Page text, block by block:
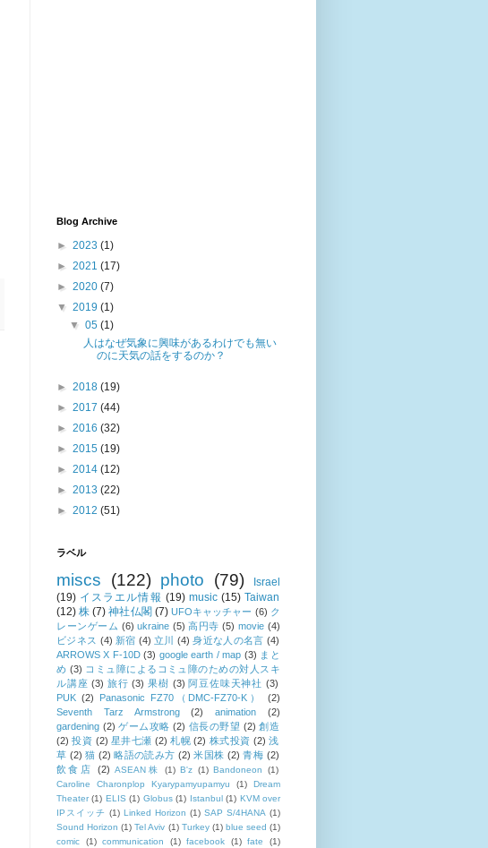
Blog Archive
► 2023 (1)
► 2021 (17)
► 2020 (7)
▼ 2019 (1)
▼05(1)
人はなぜ気象に興味があるわけでも無い
のに天気の話をするのか？
► 2018 (19)
► 2017 (44)
► 2016 (32)
► 2015 (19)
► 2014 (12)
► 2013 (22)
► 2012 (51)
ラベル
miscs (122) photo (79)
Israel
(19) イスラエル情報 (19) music (15) Taiwan
(12) 株 (7) 神社仏閣 (7) UFOキャッチャー (6) ク
レーンゲーム (6) ukraine (5) 高円寺 (5) movie (4)
ビジネス (4) 新宿 (4) 立川 (4) 身近な人の名言 (4)
ARROWS X F-10D (3) google earth / map (3) まと
め (3) コミュ障によるコミュ障のための対人スキ
ル講座 (3) 旅行 (3) 果樹 (3) 阿豆佐味天神社 (3)
PUK (2) Panasonic FZ70（DMC-FZ70-K）
(2)
Seventh Tarz Armstrong
(2) animation
(2)
gardening (2) ゲーム攻略 (2) 信長の野望 (2) 創造
(2) 投資 (2) 星井七瀬 (2) 札幌 (2) 株式投資 (2) 浅
草 (2) 猫 (2) 略語の読み方 (2) 米国株 (2) 青梅 (2)
飲食店
(2) ASEAN株 (1) B'z (1) Bandoneon
(1)
Caroline Charonplop Kyarypamyupamyu
(1)
Dream
Theater (1) ELIS (1) Globus (1) Istanbul (1) KVM over
IPスイッチ (1) Linked Horizon (1) SAP S/4HANA (1)
Sound Horizon (1) Tel Aviv (1) Turkey (1) blue seed (1)
comic
(1) communication (1) facebook (1) fate
(1)